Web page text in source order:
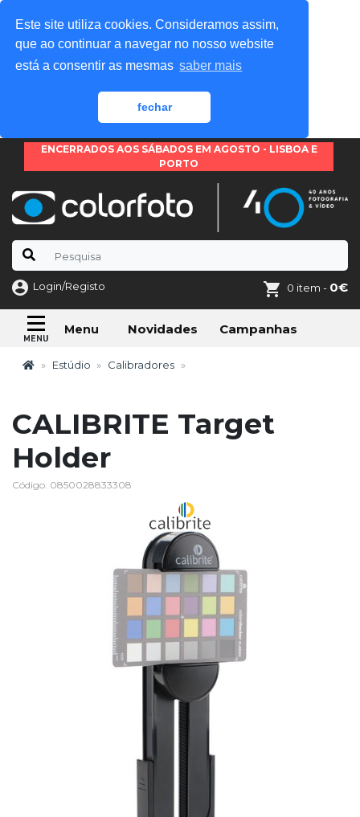
Este site utiliza cookies. Consideramos assim,
que ao continuar a navegar no nosso website
está a consentir as mesmas saber mais
fechar
ENCERRADOS AOS SÁBADOS EM AGOSTO - LISBOA E
PORTO
Login/Registo 0 item - 0€
Menu Novidades Campanhas
Estúdio Calibradores
CALIBRITE Target
Holder
Código: 0850028833308